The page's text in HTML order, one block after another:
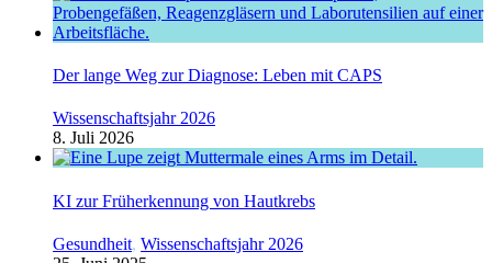
Der lange Weg zur Diagnose: Leben mit CAPS
Wissenschaftsjahr 2026
8. Juli 2026
KI zur Früherkennung von Hautkrebs
Gesundheit, Wissenschaftsjahr 2026